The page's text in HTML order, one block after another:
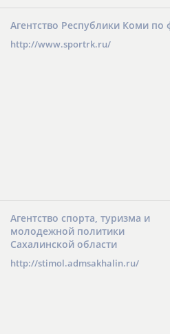
Агентство Республики Коми по
http://www.sportrk.ru/
Агентство спорта, туризма и
молодежной политики
Сахалинской области
http://stimol.admsakhalin.ru/